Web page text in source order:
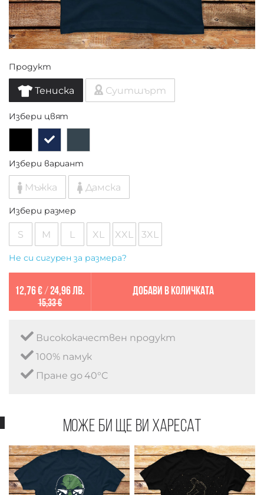
Продукт
Тениска Суитшърт
Избери цвят
Избери вариант
Мъжка Дамска
Избери размер
S M L XL XXL 3XL
Не си сигурен за размера?
12,76 €/ 24,96 лв.
15,33 €
Добави в количката
Висококачествен продукт
100% памук
Пране до 40°C
Може би ще ви харесат